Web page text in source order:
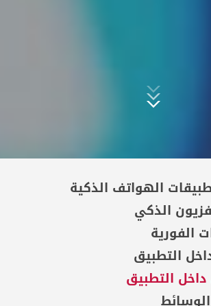
الهواتف الذكية
الذكي
الفورية
التطبيق
داخل التطبيق